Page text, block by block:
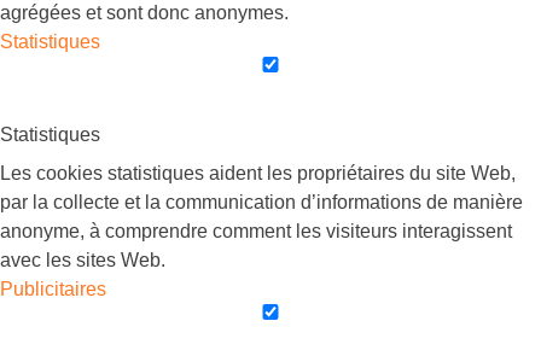
agrégées et sont donc anonymes.
Statistiques
Statistiques
Les cookies statistiques aident les propriétaires du site Web,
par la collecte et la communication d’informations de manière
anonyme, à comprendre comment les visiteurs interagissent
avec les sites Web.
Publicitaires